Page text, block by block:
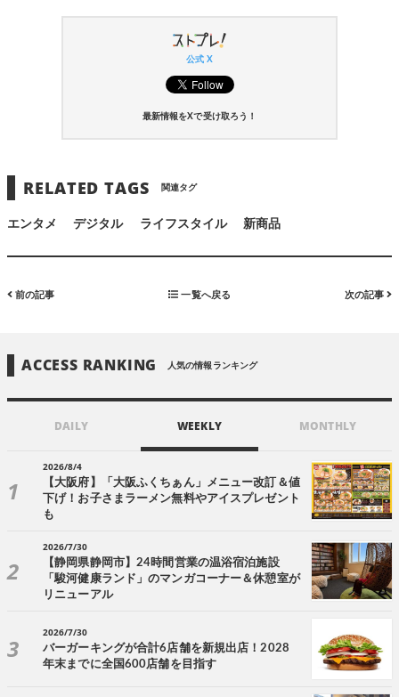
公式 X
最新情報をXで受け取ろう！
RELATED TAGS 関連タグ
エンタメ デジタル ライフスタイル 新商品
前の記事 一覧へ戻る 次の記事
ACCESS RANKING 人気の情報ランキング
DAILY WEEKLY MONTHLY
2026/8/4
【大阪府】「大阪ふくちぁん」メニュー改訂＆値
下げ！お子さまラーメン無料やアイスプレゼント
も
2026/7/30
【静岡県静岡市】24時間営業の温浴宿泊施設
「駿河健康ランド」のマンガコーナー＆休憩室が
リニューアル
2026/7/30
バーガーキングが合計6店舗を新規出店！2028
年末までに全国600店舗を目指す